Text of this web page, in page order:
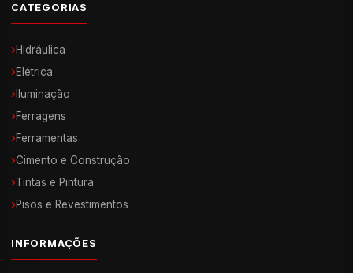
CATEGORIAS
›Hidráulica
›Elétrica
› Iluminação
›Ferragens
›Ferramentas
›Cimento e Construção
›Tintas e Pintura
›Pisos e Revestimentos
INFORMAÇÕES